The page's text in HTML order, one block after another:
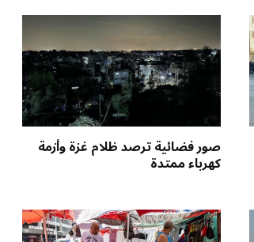
صور فضائية ترصد ظلام غزة وأزمة
كهرباء ممتدة